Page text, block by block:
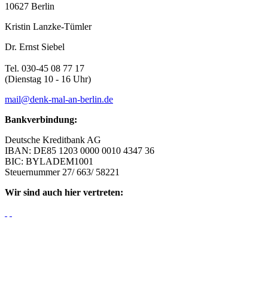
10627 Berlin
Kristin Lanzke-Tümler
Dr. Ernst Siebel
Tel. 030-45 08 77 17
(Dienstag 10 - 16 Uhr)
mail@denk-mal-an-berlin.de
Bankverbindung:
Deutsche Kreditbank AG
IBAN: DE85 1203 0000 0010 4347 36
BIC: BYLADEM1001
Steuernummer 27/ 663/ 58221
Wir sind auch hier vertreten: